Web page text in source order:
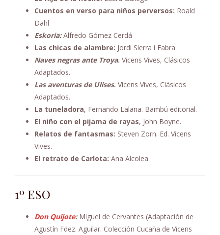
Cuentos en verso para niños perversos: Roald
Dahl
Eskoria:Alfredo Gómez Cerdá
Las chicas de alambre: Jordi Sierra i Fabra.
Naves negras ante Troya. Vicens Vives, Clásicos
Adaptados.
Las aventuras de Ulises. Vicens Vives, Clásicos
Adaptados.
La tuneladora, Fernando Lalana. Bambú editorial.
El niño con el pijama de rayas, John Boyne.
Relatos de fantasmas: Steven Zorn. Ed. Vicens
Vives.
El retrato de Carlota: Ana Alcolea.
1º ESO
Don Quijote:Miguel de Cervantes (Adaptación de
Agustín Fdez. Aguilar. Colección Cucaña de Vicens